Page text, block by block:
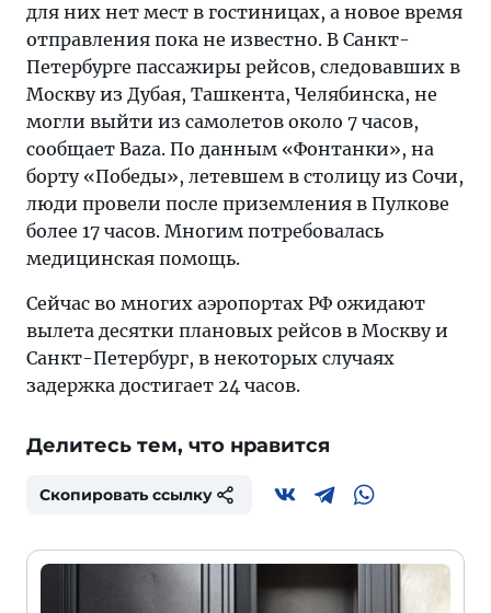
для них нет мест в гостиницах, а новое время
отправления пока не известно. В Санкт-
Петербурге пассажиры рейсов, следовавших в
Москву из Дубая, Ташкента, Челябинска, не
могли выйти из самолетов около 7 часов,
сообщает Baza. По данным «Фонтанки», на
борту «Победы», летевшем в столицу из Сочи,
люди провели после приземления в Пулкове
более 17 часов. Многим потребовалась
медицинская помощь.
Сейчас во многих аэропортах РФ ожидают
вылета десятки плановых рейсов в Москву и
Санкт-Петербург, в некоторых случаях
задержка достигает 24 часов.
Делитесь тем, что нравится
Скопировать ссылку